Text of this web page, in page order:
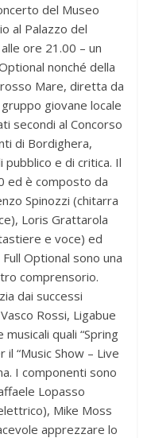
del Museo
al Palazzo del
ore 21.00 – un
nonché della
Mare, diretta da
giovane locale
secondi al Concorso
di Bordighera,
e di critica. Il
ed è composto da
Spinozzi (chitarra
Loris Grattarola
e voce) ed
Optional sono una
comprensorio.
dai successi
Rossi, Ligabue
quali “Spring
“Music Show – Live
I componenti sono
Lopasso
Mike Moss
apprezzare lo